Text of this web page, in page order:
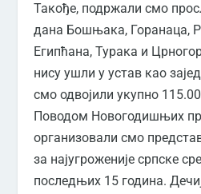
Такође, подржали смо
дана Бошњака, Горанаца,
Египћана, Турака и
нису ушли у устав као
смо одвојили укупно
Поводом Новогодишњих
организовали смо
за најугроженије српске
последњих 15 година.